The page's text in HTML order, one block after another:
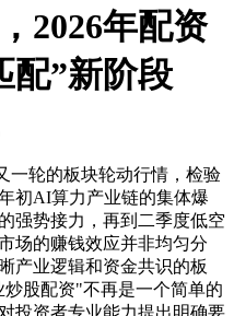
2026年配资
配”新阶段
一轮的板块轮动行情，检验
初AI算力产业链的集体爆
强势接力，再到二季度低空
场的赚钱效应并非均匀分
产业逻辑和资金共识的板
股配资"不再是一个简单的
投资者专业能力提出明确要